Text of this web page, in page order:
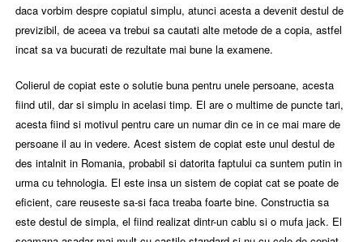
daca vorbim despre copiatul simplu, atunci acesta a devenit destul de
previzibil, de aceea va trebui sa cautati alte metode de a copia, astfel
incat sa va bucurati de rezultate mai bune la examene.
Colierul de copiat este o solutie buna pentru unele persoane, acesta
fiind util, dar si simplu in acelasi timp. El are o multime de puncte tari,
acesta fiind si motivul pentru care un numar din ce in ce mai mare de
persoane il au in vedere. Acest sistem de copiat este unul destul de
des intalnit in Romania, probabil si datorita faptului ca suntem putin in
urma cu tehnologia. El este insa un sistem de copiat cat se poate de
eficient, care reuseste sa-si faca treaba foarte bine. Constructia sa
este destul de simpla, el fiind realizat dintr-un cablu si o mufa jack. El